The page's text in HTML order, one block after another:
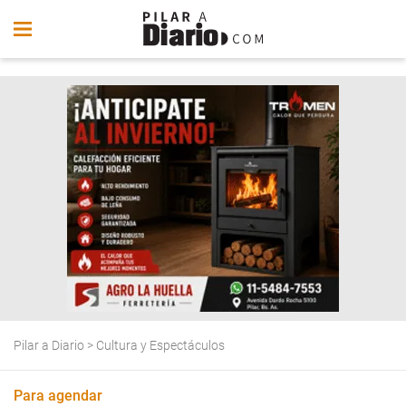
Pilar a Diario > Cultura y Espectáculos
Para agendar